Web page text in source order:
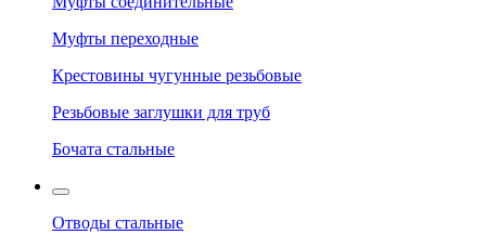
Муфты переходные
Крестовины чугунные резьбовые
Резьбовые заглушки для труб
Бочата стальные
Отводы стальные